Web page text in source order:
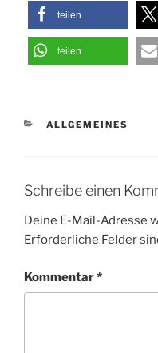
teilen
teilen
KATEGORIEN
ALLGEMEINES
Schreibe einen
Deine E-Mail-Adresse
Erforderliche Felder
Kommentar*